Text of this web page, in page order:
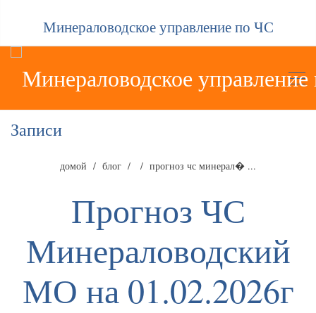
Минераловодское управление по ЧС
Записи
домой блог прогноз чс минерал� ...
Прогноз ЧС
Минераловодский
МО на 01.02.2026г